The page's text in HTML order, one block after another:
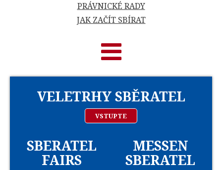
PRÁVNICKÉ RADY
JAK ZAČÍT SBÍRAT
VELETRHY SBĚRATEL
VSTUPTE
SBERATEL
FAIRS
MESSEN
SBERATEL